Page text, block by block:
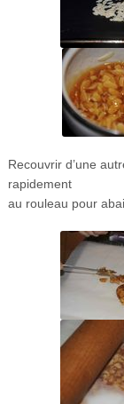
Recouvrir d’une
rapidement
au rouleau pour